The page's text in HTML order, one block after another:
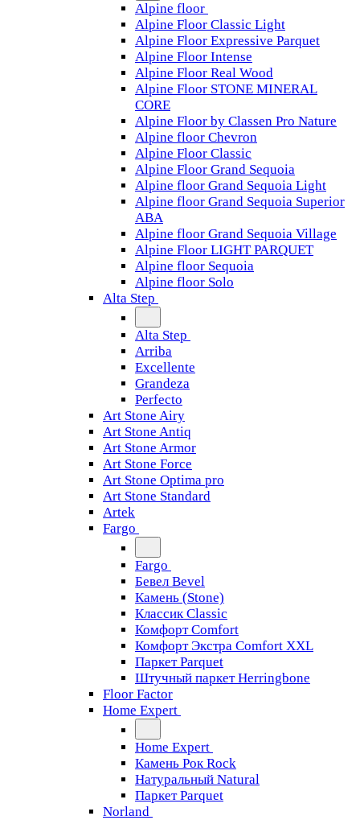
Alpine floor
Alpine Floor Classic Light
Alpine Floor Expressive Parquet
Alpine Floor Intense
Alpine Floor Real Wood
Alpine Floor STONE MINERAL
CORE
Alpine Floor by Classen Pro Nature
Alpine floor Chevron
Alpine Floor Classic
Alpine Floor Grand Sequoia
Alpine floor Grand Sequoia Light
Alpine floor Grand Sequoia Superior
ABA
Alpine floor Grand Sequoia Village
Alpine Floor LIGHT PARQUET
Alpine floor Sequoia
Alpine floor Solo
Alta Step
Alta Step
Arriba
Excellente
Grandeza
Perfecto
Art Stone Airy
Art Stone Antiq
Art Stone Armor
Art Stone Force
Art Stone Optima pro
Art Stone Standard
Artek
Fargo
Fargo
Бевел Bevel
Камень (Stone)
Классик Classic
Комфорт Comfort
Комфорт Экстра Comfort XXL
Паркет Parquet
Штучный паркет Herringbone
Floor Factor
Home Expert
Home Expert
Камень Рок Rock
Натуральный Natural
Паркет Parquet
Norland